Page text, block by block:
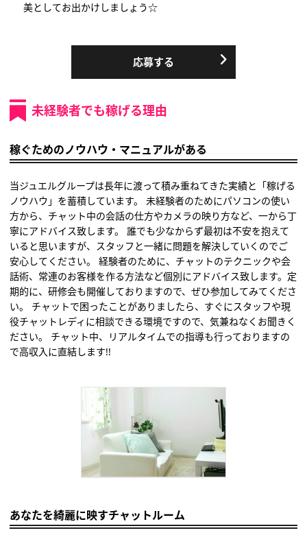
美としてお出かけしましょう☆
応募する
未経験者でも稼げる理由
稼ぐためのノウハウ・マニュアルがある
当ジュエルグループは長年に渡って積み重ねてきた実績と「稼げる
ノウハウ」を蓄積しています。 未経験者のためにパソコンの使い
方から、チャット中の会話の仕方やカメラの映り方など、一から丁
寧にアドバイス致します。 誰でも少なからず最初は不安を抱えて
いると思いますが、スタッフと一緒に問題を解決していくのでご
安心してください。 経験者のために、チャットのテクニックや会
話術、常連のお客様を作る方法など個別にアドバイス致します。定
期的に、研修会も開催しておりますので、ぜひ参加してみてくださ
い。 チャットで困ったことがありましたら、すぐにスタッフや現
役チャットレディに相談できる環境ですので、気兼ねなくお聞きく
ださい。 チャット中、リアルタイムでの指導も行っておりますの
で高収入に直結します!!
あなたを綺麗に映すチャットルーム